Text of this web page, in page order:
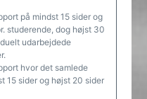
på mindst 15 sider og
studerende, dog højst 30
udarbejdede
hvor det samlede
15 sider og højst 20 sider